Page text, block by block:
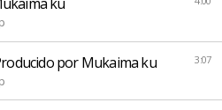
3:07
por Mukaima ku